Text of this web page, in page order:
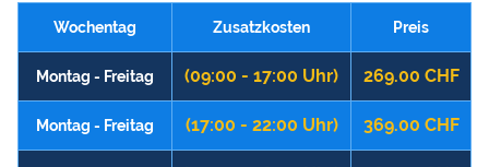
Wochentag Zusatzkosten Preis
Montag - Freitag (09:00 - 17:00 Uhr) 269.00 CHF
Montag - Freitag (17:00 - 22:00 Uhr) 369.00 CHF